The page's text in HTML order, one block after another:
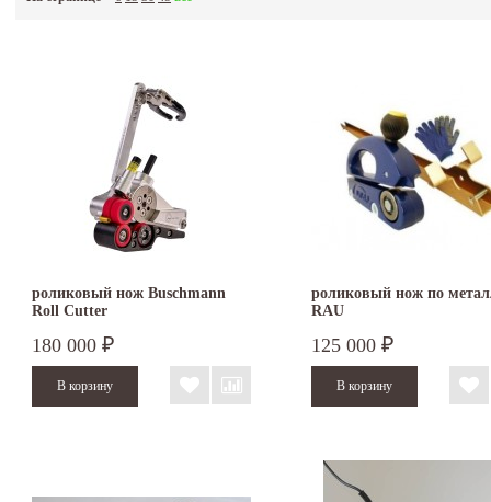
роликовый нож Buschmann
Roll Cutter
180 000 ₽
роликовый нож по
RAU
125 000 ₽